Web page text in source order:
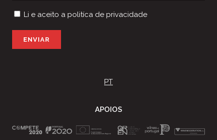
Li e aceito a politíca de privacidade
l
v
PT
APOIOS